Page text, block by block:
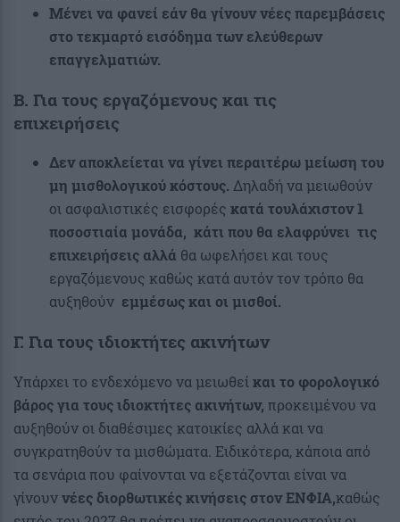
Μένει να φανεί εάν θα γίνουν νέες παρεμβάσεις
στο τεκμαρτό εισόδημα των ελεύθερων
επαγγελματιών.
Β. Για τους εργαζόμενους και τις
επιχειρήσεις
Δεν αποκλείεται να γίνει περαιτέρω μείωση του
μη μισθολογικού κόστους. Δηλαδή να μειωθούν
οι ασφαλιστικές εισφορές κατά τουλάχιστον 1
ποσοστιαία μονάδα, κάτι που θα ελαφρύνει τις
επιχειρήσεις αλλά θα ωφελήσει και τους
εργαζόμενους καθώς κατά αυτόν τον τρόπο θα
αυξηθούν εμμέσως και οι μισθοί.
Γ. Για τους ιδιοκτήτες ακινήτων
Υπάρχει το ενδεχόμενο να μειωθεί και το φορολογικό
βάρος για τους ιδιοκτήτες ακινήτων, προκειμένου να
αυξηθούν οι διαθέσιμες κατοικίες αλλά και να
συγκρατηθούν τα μισθώματα. Ειδικότερα, κάποια από
τα σενάρια που φαίνονται να εξετάζονται είναι να
γίνουννέες διορθωτικές κινήσεις στον ΕΝΦΙΑ,καθώς